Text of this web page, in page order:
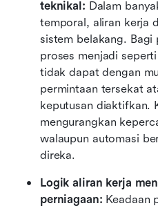
teknikal: Dalam
temporal, aliran kerja
sistem belakang. Bagi
proses menjadi
tidak dapat dengan
permintaan tersekat
keputusan diaktifkan.
mengurangkan
walaupun automasi
direka.
Logik aliran kerja
perniagaan: Keadaan